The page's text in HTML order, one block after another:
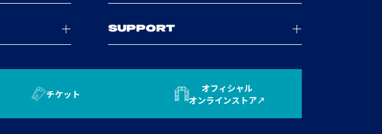
SUPPORT
チケット
オフィシャル
オンラインストア